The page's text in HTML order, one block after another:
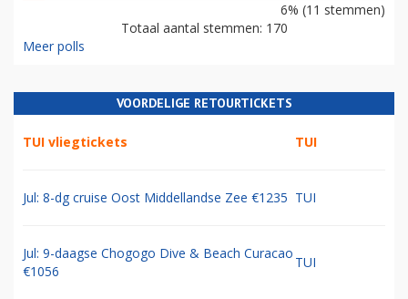
6% (11 stemmen)
Totaal aantal stemmen: 170
Meer polls
VOORDELIGE RETOURTICKETS
TUI vliegtickets TUI
Jul: 8-dg cruise Oost Middellandse Zee €1235 TUI
Jul: 9-daagse Chogogo Dive & Beach Curacao
€1056
TUI